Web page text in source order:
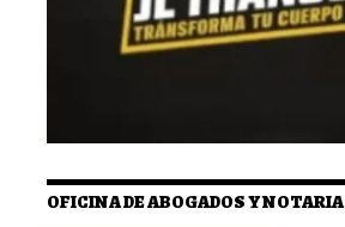
OFICINA DE ABOGADOS Y NOTARIA